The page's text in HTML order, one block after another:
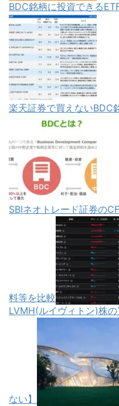
BDC銘柄に投資できる
楽天証券で買えないBDC
SBIネオトレード証券の
料等を比較
LVMH(ルイヴィトン)株
ない】